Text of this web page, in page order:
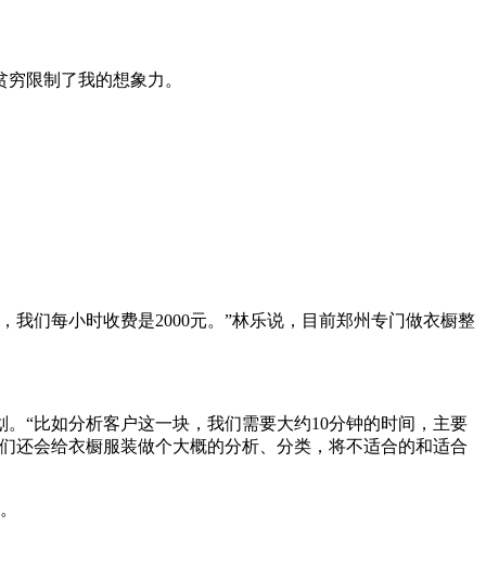
限制了我的想象力。
们每小时收费是2000元。”林乐说，目前郑州专门做衣橱整
比如分析客户这一块，我们需要大约10分钟的时间，主要
还会给衣橱服装做个大概的分析、分类，将不适合的和适合